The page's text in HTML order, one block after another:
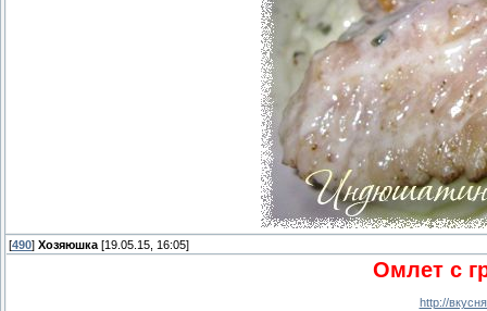
[490] Хозяюшка [19.05.15, 16:05]
Омлет с
http://